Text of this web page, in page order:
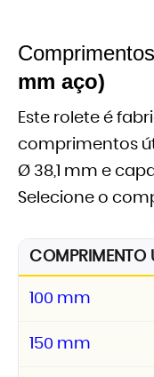
mm aço)
Este rolete é
comprimentos
Ø 38,1 mm e
Selecione o
COMPRIMENTO
100 mm
150 mm